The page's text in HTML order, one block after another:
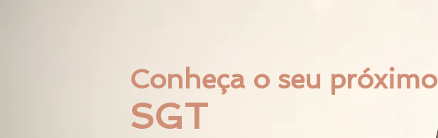
Conheça o seu próximo
SGT